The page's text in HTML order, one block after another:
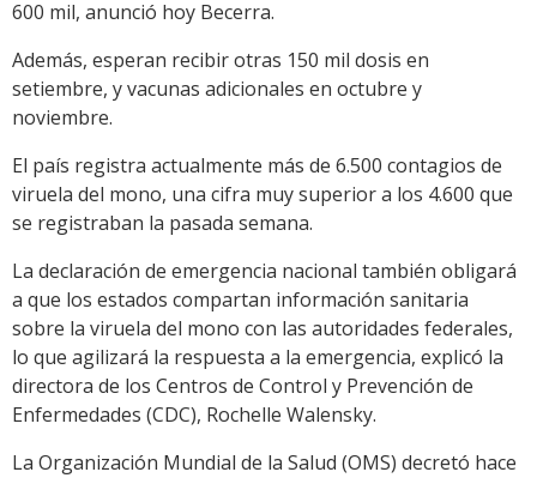
600 mil, anunció hoy Becerra.
Además, esperan recibir otras 150 mil dosis en
setiembre, y vacunas adicionales en octubre y
noviembre.
El país registra actualmente más de 6.500 contagios de
viruela del mono, una cifra muy superior a los 4.600 que
se registraban la pasada semana.
La declaración de emergencia nacional también obligará
a que los estados compartan información sanitaria
sobre la viruela del mono con las autoridades federales,
lo que agilizará la respuesta a la emergencia, explicó la
directora de los Centros de Control y Prevención de
Enfermedades (CDC), Rochelle Walensky.
La Organización Mundial de la Salud (OMS) decretó hace